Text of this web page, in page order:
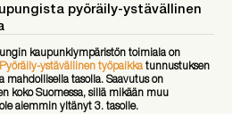
pyöräily-ystävällinen
kaupunkiympäristön toimiala on
Pyöräily-ystävällinen työpaikka tunnustuksen
mahdollisella tasolla. Saavutus on
koko Suomessa, sillä mikään muu
aiemmin yltänyt 3. tasolle.